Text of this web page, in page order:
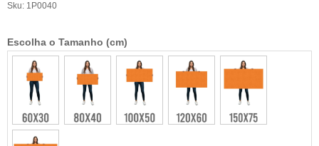
Sku: 1P0040
Escolha o Tamanho (cm)